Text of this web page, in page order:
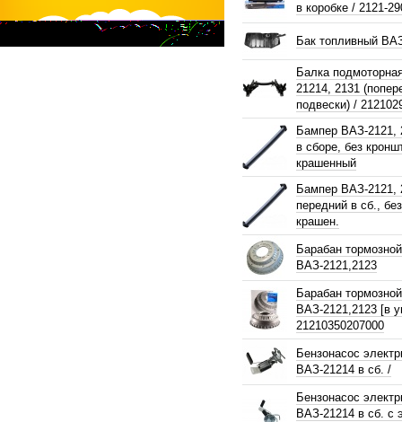
в коробке / 2121-
Бак топливный
Балка
21214, 2131
подвески) /
Бампер ВАЗ-2121,
в сборе, без
крашенный
Бампер ВАЗ-2121,
передний в сб.,
крашен.
Барабан тормозной
ВАЗ-2121,2123
Барабан тормозной
ВАЗ-2121,2123 [в
21210350207000
Бензонасос
ВАЗ-21214 в сб. /
Бензонасос
ВАЗ-21214 в сб. с